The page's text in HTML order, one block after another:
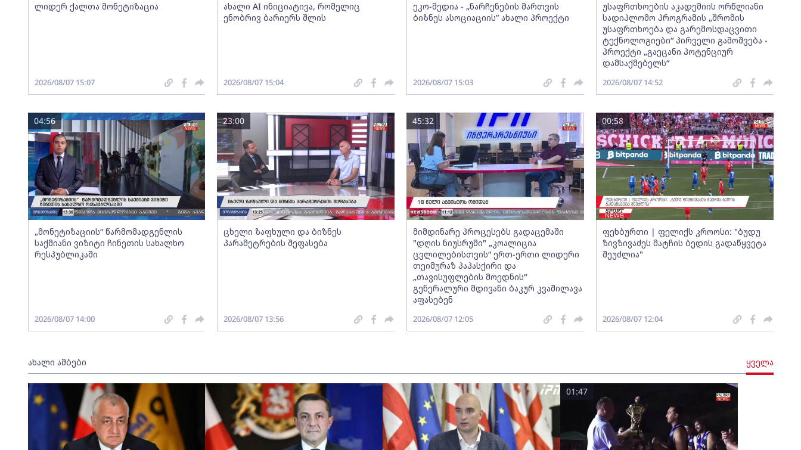
ლიდერ ქალთა მონეტიზაცია
2026/08/07 15:07
ახალი AI ინიციატივა, რომელიც
ენობრივ ბარიერს შლის
2026/08/07 15:04
ეკო-მედია - „ნარჩენების მართვის
ბიზნეს ასოციაციის” ახალი პროექტი
2026/08/07 15:03
უსაფრთხოების აკადემიის ორწლიანი
სადიპლომო პროგრამის „შრომის
უსაფრთხოება და გარემოსდაცვითი
ტექნოლოგიები“ პირველი გამოშვება -
პროექტი „გაეცანი პოტენციურ
დამსაქმებელს“
2026/08/07 14:52
„მონეტიზაციის“ წარმომადგენლის
საქმიანი ვიზიტი ჩინეთის სახალხო
რესპუბლიკაში
04:56
2026/08/07 14:00
ცხელი ზაფხული და ბიზნეს
პარამეტრების შეფასება
23:00
2026/08/07 13:56
მიმდინარე პროცესებს გადაცემაში
"დღის ნიუსრუმი" „კოალიცია
ცვლილებისთვის“ ერთ-ერთი ლიდერი
თეიმურაზ პაპასქირი და
„თავისუფლების მოედნის“
გენერალური მდივანი ბაკურ კვაშილავა
აფასებენ
45:32
2026/08/07 12:05
ფეხბურთი | ფელიქს კროოსი: "ბუდუ
ზივზივაძეს მატჩის ბედის გადაწყვეტა
შეუძლია"
00:58
2026/08/07 12:04
ახალი ამბები ყველა
01:47